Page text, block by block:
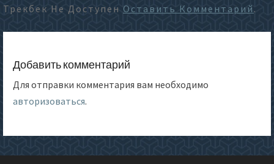
Трекбек Не Доступен Оставить Комментарий .
Добавить комментарий
Для отправки комментария вам необходимо
авторизоваться.